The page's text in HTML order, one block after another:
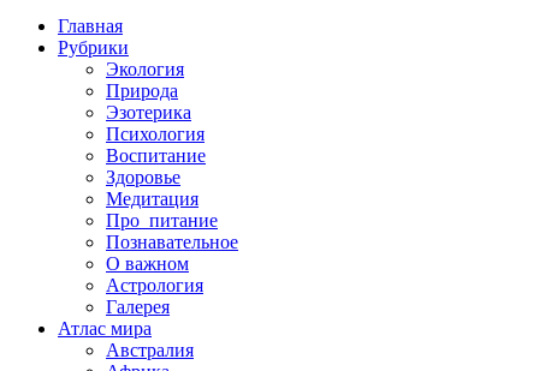
Главная
Рубрики
Экология
Природа
Эзотерика
Психология
Воспитание
Здоровье
Медитация
Про_питание
Познавательное
О важном
Астрология
Галерея
Атлас мира
Австралия